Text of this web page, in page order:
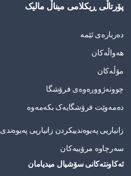
پۆرتاڵی ڕیکلامی میناڵ مالیک
دەربارەی ئێمە
هەواڵەکان
مۆڵەکان
چوونەژوورەوەی فرۆشگا
دەمەوێت فرۆشگایەک بکەمەوە
زانیاریی په‌یوه‌ندییكردن زانیاریی په‌یوه‌ندی
سەرچاوە مرۆییەکان
ئەکاونتەکانی سۆشیال میدیامان